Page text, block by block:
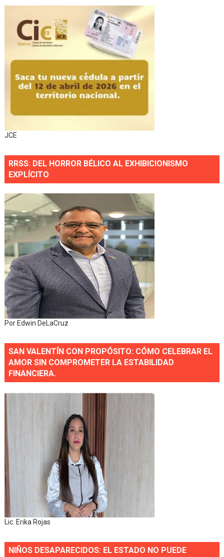
JCE
RRSS: DEL HORROR BÉLICO AL EXHIBICIONISMO
EXPLÍCITO
Por Edwin DeLaCruz
SAN VALENTÍN CON PROPÓSITO: CÓMO CELEBRAR EL
AMOR SIN COMPROMETER LA ESTABILIDAD
FINANCIERA.
Lic. Erika Rojas
NIÑOS DESAPARECIDOS: EL ESTADO NO PUEDE